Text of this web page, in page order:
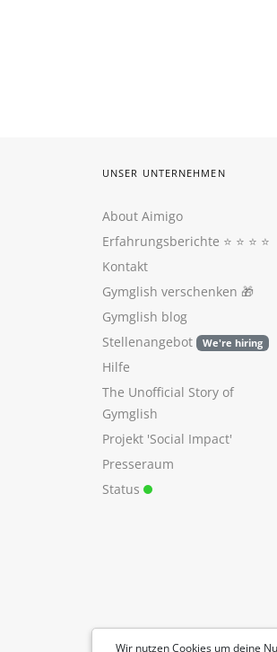
Wir nutzen Cookies um deine
UNSER UNTERNEHMEN
About Aimigo
Erfahrungsberichte ⭐️ ⭐️ ⭐️ ⭐️
Kontakt
Gymglish verschenken 🎁
Gymglish blog
Stellenangebot
We're hiring
Hilfe
The Unofficial Story of
Gymglish
Projekt 'Social Impact'
Presseraum
Status